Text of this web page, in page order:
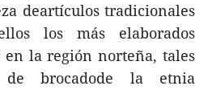
deartículos tradicionales
los más elaborados
en la región norteña, tales
brocadode la etnia